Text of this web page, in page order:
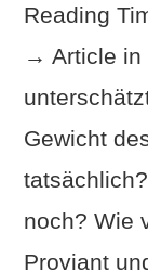
Reading
→ Article in
Gewicht
noch? Wie
Proviant